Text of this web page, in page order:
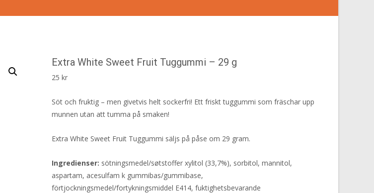
Extra White Sweet Fruit Tuggummi – 29 g
25 kr
Söt och fruktig – men givetvis helt sockerfri! Ett friskt tuggummi som fräschar upp
munnen utan att tumma på smaken!
Extra White Sweet Fruit Tuggummi säljs på påse om 29 gram.
Ingredienser: sötningsmedel/søtstoffer xylitol (33,7%), sorbitol, mannitol,
aspartam, acesulfam k gummibas/gummibase,
förtjockningsmedel/fortykningsmiddel E414, fuktighetsbevarande